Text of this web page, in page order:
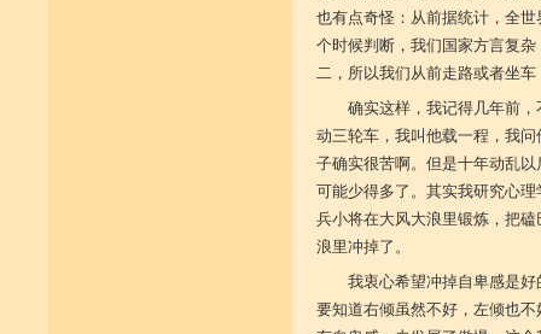
也有点奇怪：从前据统计，全
个时候判断，我们国家方言复
二，所以我们从前走路或者坐
确实这样，我记得几年前
动三轮车，我叫他载一程，我
子确实很苦啊。但是十年动乱
可能少得多了。其实我研究心
兵小将在大风大浪里锻炼，把
浪里冲掉了。
我衷心希望冲掉自卑感是
要知道右倾虽然不好，左倾也